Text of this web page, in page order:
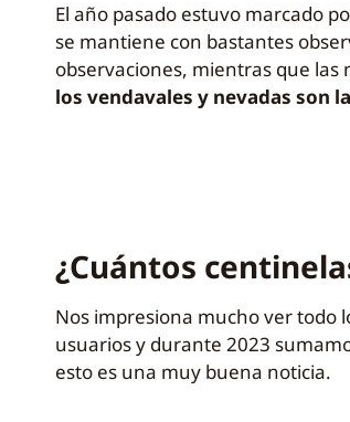
El año pasado estuvo marcado
se mantiene con bastantes
observaciones, mientras que las
los vendavales y nevadas son
¿Cuántos
Nos impresiona mucho ver todo
usuarios y durante 2023
esto es una muy buena noticia.